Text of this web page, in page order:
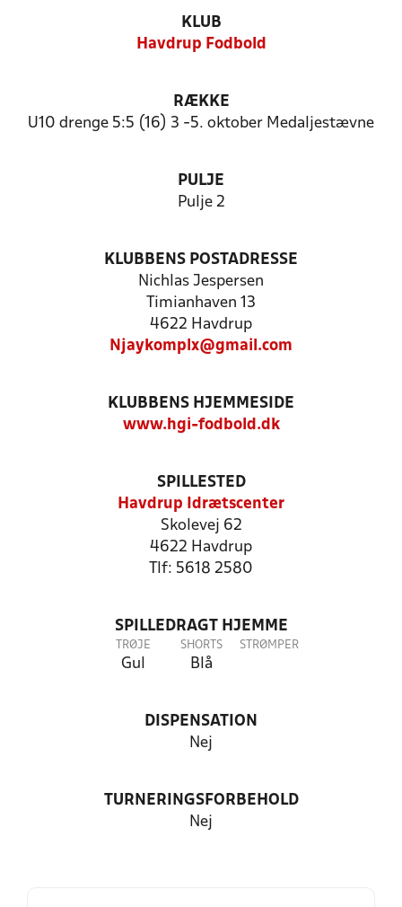
KLUB
Havdrup Fodbold
RÆKKE
U10 drenge 5:5 (16) 3 -5. oktober Medaljestævne
PULJE
Pulje 2
KLUBBENS POSTADRESSE
Nichlas Jespersen
Timianhaven 13
4622 Havdrup
Njaykomplx@gmail.com
KLUBBENS HJEMMESIDE
www.hgi-fodbold.dk
SPILLESTED
Havdrup Idrætscenter
Skolevej 62
4622 Havdrup
Tlf: 5618 2580
SPILLEDRAGT HJEMME
TRØJE
Gul
SHORTS
Blå
STRØMPER
DISPENSATION
Nej
TURNERINGSFORBEHOLD
Nej